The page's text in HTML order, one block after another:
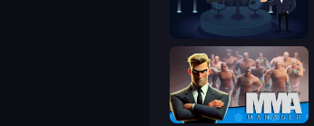
Millionaire Quiz
MMA Manager 2